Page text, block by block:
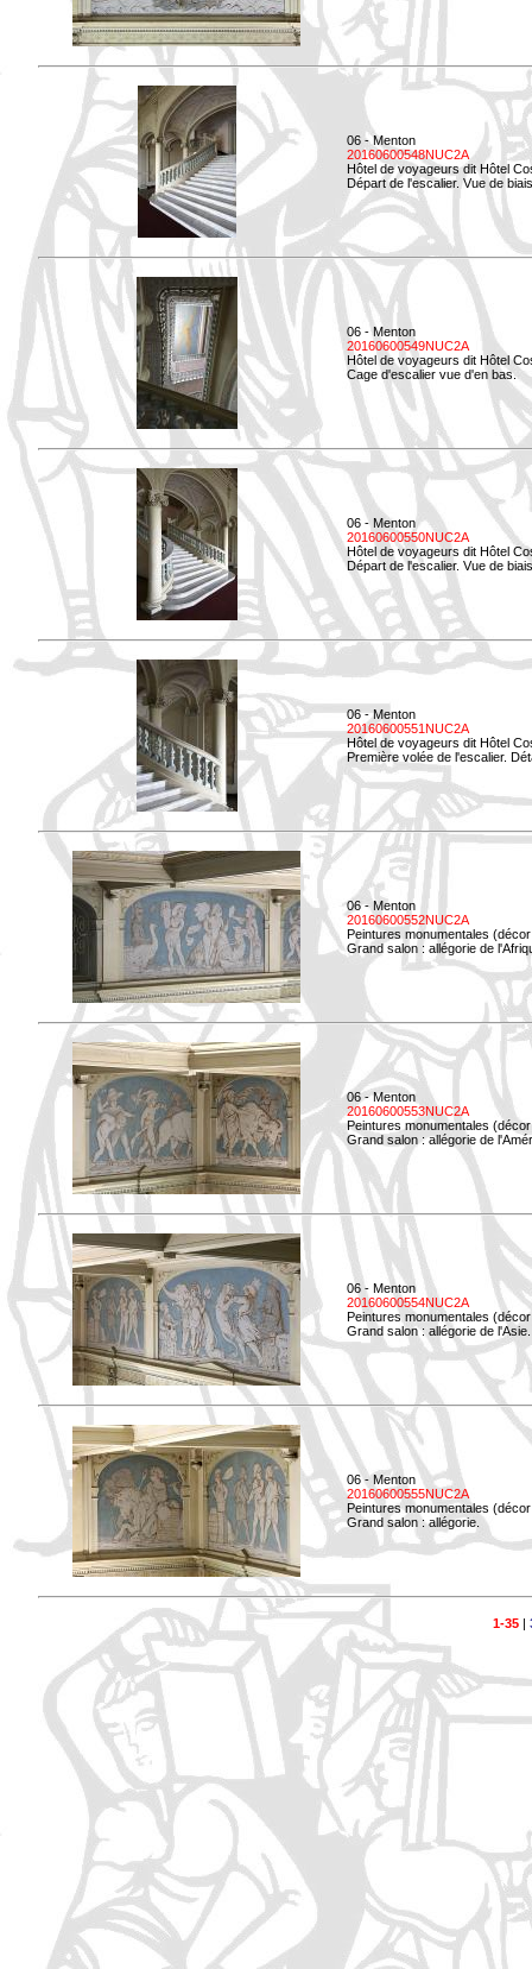
06 - Menton
20160600548NUC2A
Hôtel de voyageurs dit Hôtel
Départ de l'escalier. Vue de
06 - Menton
20160600549NUC2A
Hôtel de voyageurs dit Hôtel
Cage d'escalier vue d'en bas.
06 - Menton
20160600550NUC2A
Hôtel de voyageurs dit Hôtel
Départ de l'escalier. Vue de
06 - Menton
20160600551NUC2A
Hôtel de voyageurs dit Hôtel
Première volée de l'escalier.
06 - Menton
20160600552NUC2A
Peintures monumentales
Grand salon : allégorie de
06 - Menton
20160600553NUC2A
Peintures monumentales
Grand salon : allégorie de
06 - Menton
20160600554NUC2A
Peintures monumentales
Grand salon : allégorie de l'Asie.
06 - Menton
20160600555NUC2A
Peintures monumentales
Grand salon : allégorie.
1-35|